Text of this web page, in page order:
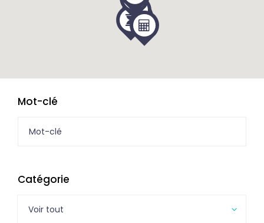
Mot-clé
Catégorie
Voir tout